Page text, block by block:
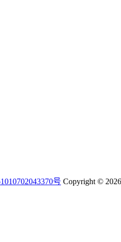
号 Copyright ©